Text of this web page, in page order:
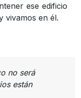
ese edificio
vivamos en él.
no será
están